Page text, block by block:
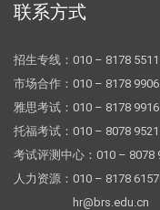
联系方式
招生专线：010 – 8178 5511
市场合作：010 – 8178 9906
雅思考试：010 – 8178 9916
托福考试：010 – 8078 9521
考试评测中心：010 – 8078
人力资源：010 – 8178
hr@brs.edu.cn